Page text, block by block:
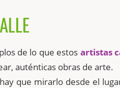
de lo que estos artistas
auténticas obras de arte.
que mirarlo desde el